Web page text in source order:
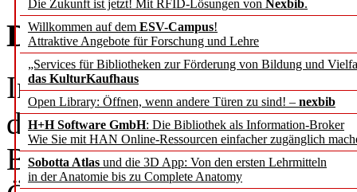
Die Zukunft ist jetzt! Mit RFID-Lösungen von Nexbib.
Willkommen auf dem ESV-Campus!
Attraktive Angebote für Forschung und Lehre
„Services für Bibliotheken zur Förderung von Bildung und
das KulturKaufhaus
Open Library: Öffnen, wenn andere Türen zu sind! – nexbib
H+H Software GmbH: Die Bibliothek als Information-Broker
Wie Sie mit HAN Online-Ressourcen einfacher zugänglich
Sobotta Atlas und die 3D App: Von den ersten Lehrmitteln
in der Anatomie bis zu Complete Anatomy
Die Idee
In vielen Museen gehören
der
Besucherinnen und